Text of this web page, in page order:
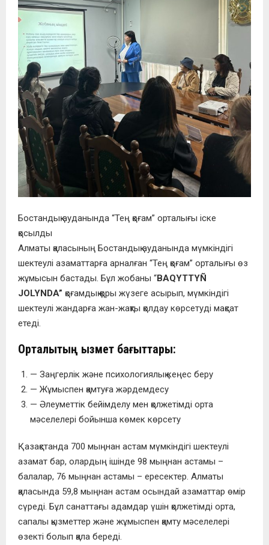
Бостандық ауданында “Тең қоғам” орталығы іске
қосылды
Алматы қаласының Бостандық ауданында мүмкіндігі
шектеулі азаматтарға арналған “Тең қоғам” орталығы өз
жұмысын бастады. Бұл жобаны “BAQYTTYÑ
JOLYNDA” қоғамдық қоры жүзеге асырып, мүмкіндігі
шектеулі жандарға жан-жақты қолдау көрсетуді мақсат
етеді.
Орталықтың қызмет бағыттары:
— Заңгерлік және психологиялық кеңес беру
— Жұмыспен қамтуға жәрдемдесу
— Әлеуметтік бейімделу мен қолжетімді орта
мәселелері бойынша көмек көрсету
Қазақстанда 700 мыңнан астам мүмкіндігі шектеулі
азамат бар, олардың ішінде 98 мыңнан астамы –
балалар, 76 мыңнан астамы – ересектер. Алматы
қаласында 59,8 мыңнан астам осындай азаматтар өмір
сүреді. Бұл санаттағы адамдар үшін қолжетімді орта,
сапалы қызметтер және жұмыспен қамту мәселелері
өзекті болып қала береді.